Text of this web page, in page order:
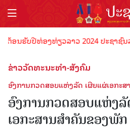
ບປີທ່ອງທ່ຽວລາວ 2024 ປະຊາຊົນລາ
ຂ່າວວັດທະນະທຳ-ສັງຄົມ
ອົງການກວດສອບແຫ່ງລັດ ເຜີຍແຜ່ເອກະ
ອົງການກວດສອບແຫ່ງ
ເອກະສານສຳຄັນຂອງພັກ